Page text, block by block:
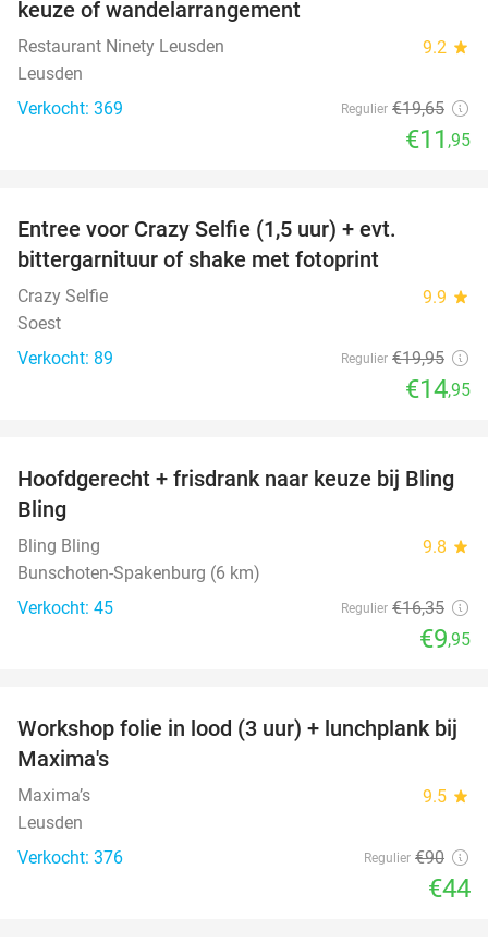
keuze of wandelarrangement
Restaurant Ninety Leusden 9.2 star
Leusden
Verkocht: 369
Regulier €19,65
€11 ,95
Entree voor Crazy Selfie (1,5 uur) + evt.
bittergarnituur of shake met fotoprint
Crazy Selfie 9.9 star
Soest
Verkocht: 89
Regulier €19,95
€14,95
39%
Hoofdgerecht + frisdrank naar keuze bij Bling
Bling
Bling Bling 9.8 star
Bunschoten-Spakenburg (6 km)
Verkocht: 45
Regulier €16,35
€9,95
51%
Workshop folie in lood (3 uur) + lunchplank bij
Maxima's
Maxima’s 9.5 star
Leusden
Verkocht: 376
Regulier €90
€44